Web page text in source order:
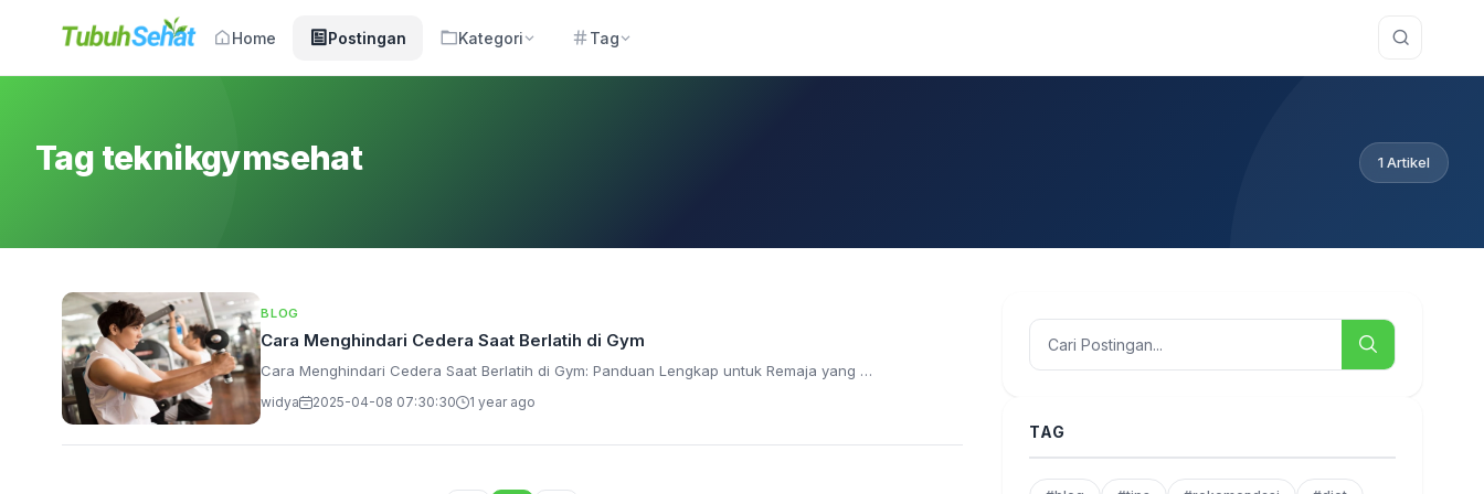
Home Postingan Kategori Tag
Tag teknikgymsehat 1 Artikel
BLOG
Cara Menghindari Cedera Saat Berlatih di Gym
Cara Menghindari Cedera Saat Berlatih di Gym: Panduan Lengkap untuk Remaja yang …
widya 2025-04-08 07:30:30 1 year ago
TAG